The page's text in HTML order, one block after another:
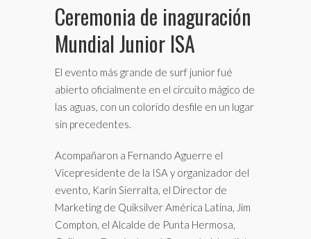
ENTREVISTASCeremonia de inaguración
Mundial Junior ISA
El evento más grande de surf junior fué
abierto oficialmente en el circuito mágico de
las aguas, con un colorido desfile en un lugar
sin precedentes.
Acompañaron a Fernando Aguerre el
Vicepresidente de la ISA y organizador del
evento, Karín Sierralta, el Director de
Marketing de Quiksilver América Latina, Jim
Compton, el Alcalde de Punta Hermosa,